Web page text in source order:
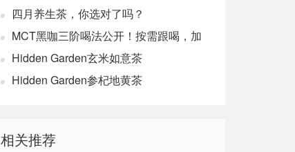
四月养生茶，你选对了吗？
MCT黑咖三阶喝法公开！按需跟喝，加
速燃体
Hidden Garden玄米如意茶
Hidden Garden参杞地黄茶
相关推荐